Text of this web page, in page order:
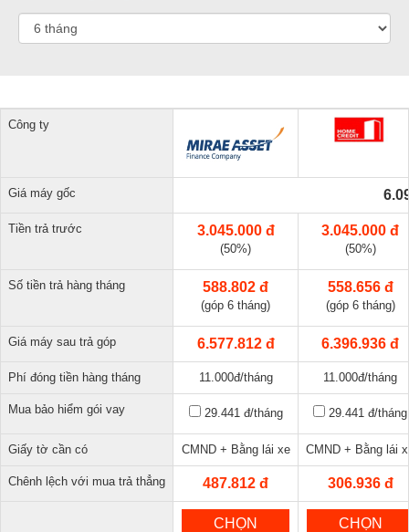
Công ty
Giá máy gốc
Tiền trả trước 3.045.000 đ
(50%)
3.045.000 đ
(50%)
Số tiền trả hàng tháng 588.802 đ
(góp 6 tháng)
558.656 đ
(góp 6 tháng)
Giá máy sau trả góp 6.577.812 đ 6.396.936 đ
Phí đóng tiền hàng tháng 11.000đ/tháng 11.000đ/tháng
Mua bảo hiểm gói vay 29.441 đ/tháng 29.441 đ/tháng
Giấy tờ cần có CMND + Bằng lái xe CMND + Bằng lái
Chênh lệch với mua trả thẳng 487.812 đ 306.936 đ
CHỌN CHỌN